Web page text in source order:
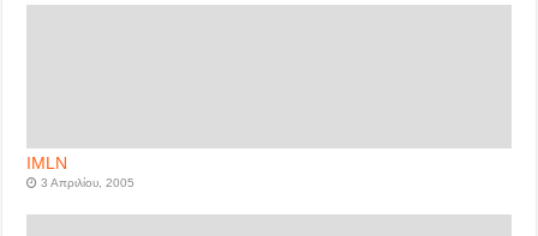
IMLN
3 Απριλίου, 2005